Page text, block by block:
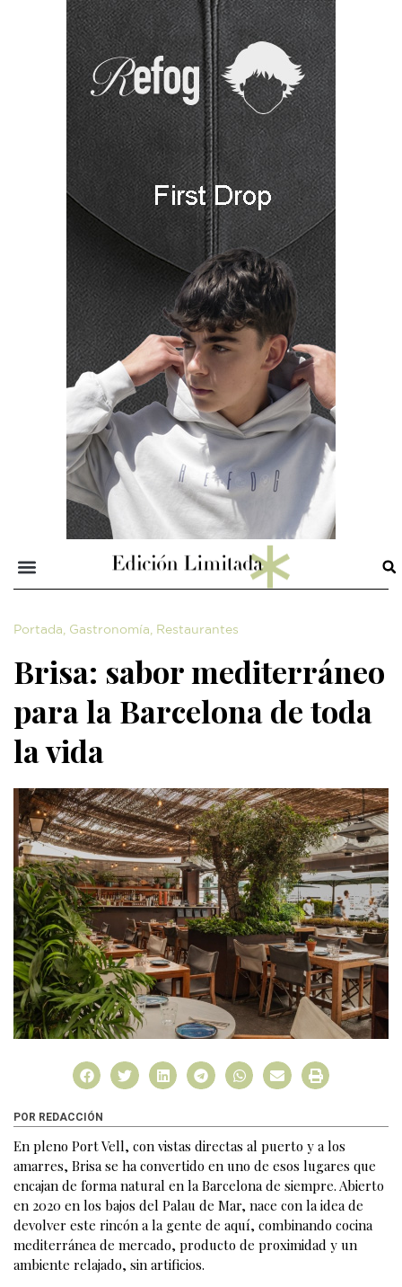
Portada, Gastronomía, Restaurantes
Brisa: sabor mediterráneo
para la Barcelona de toda
la vida
POR REDACCIÓN
En pleno Port Vell, con vistas directas al puerto y a los
amarres, Brisa se ha convertido en uno de esos lugares que
encajan de forma natural en la Barcelona de siempre. Abierto
en 2020 en los bajos del Palau de Mar, nace con la idea de
devolver este rincón a la gente de aquí, combinando cocina
mediterránea de mercado, producto de proximidad y un
ambiente relajado, sin artificios.